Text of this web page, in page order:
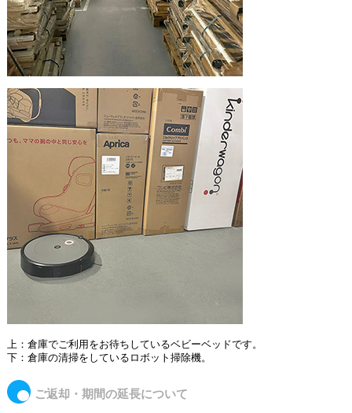
上：倉庫でご利用をお待ちしているベビーベッドです。
下：倉庫の清掃をしているロボット掃除機。
ご返却・期間の延長について